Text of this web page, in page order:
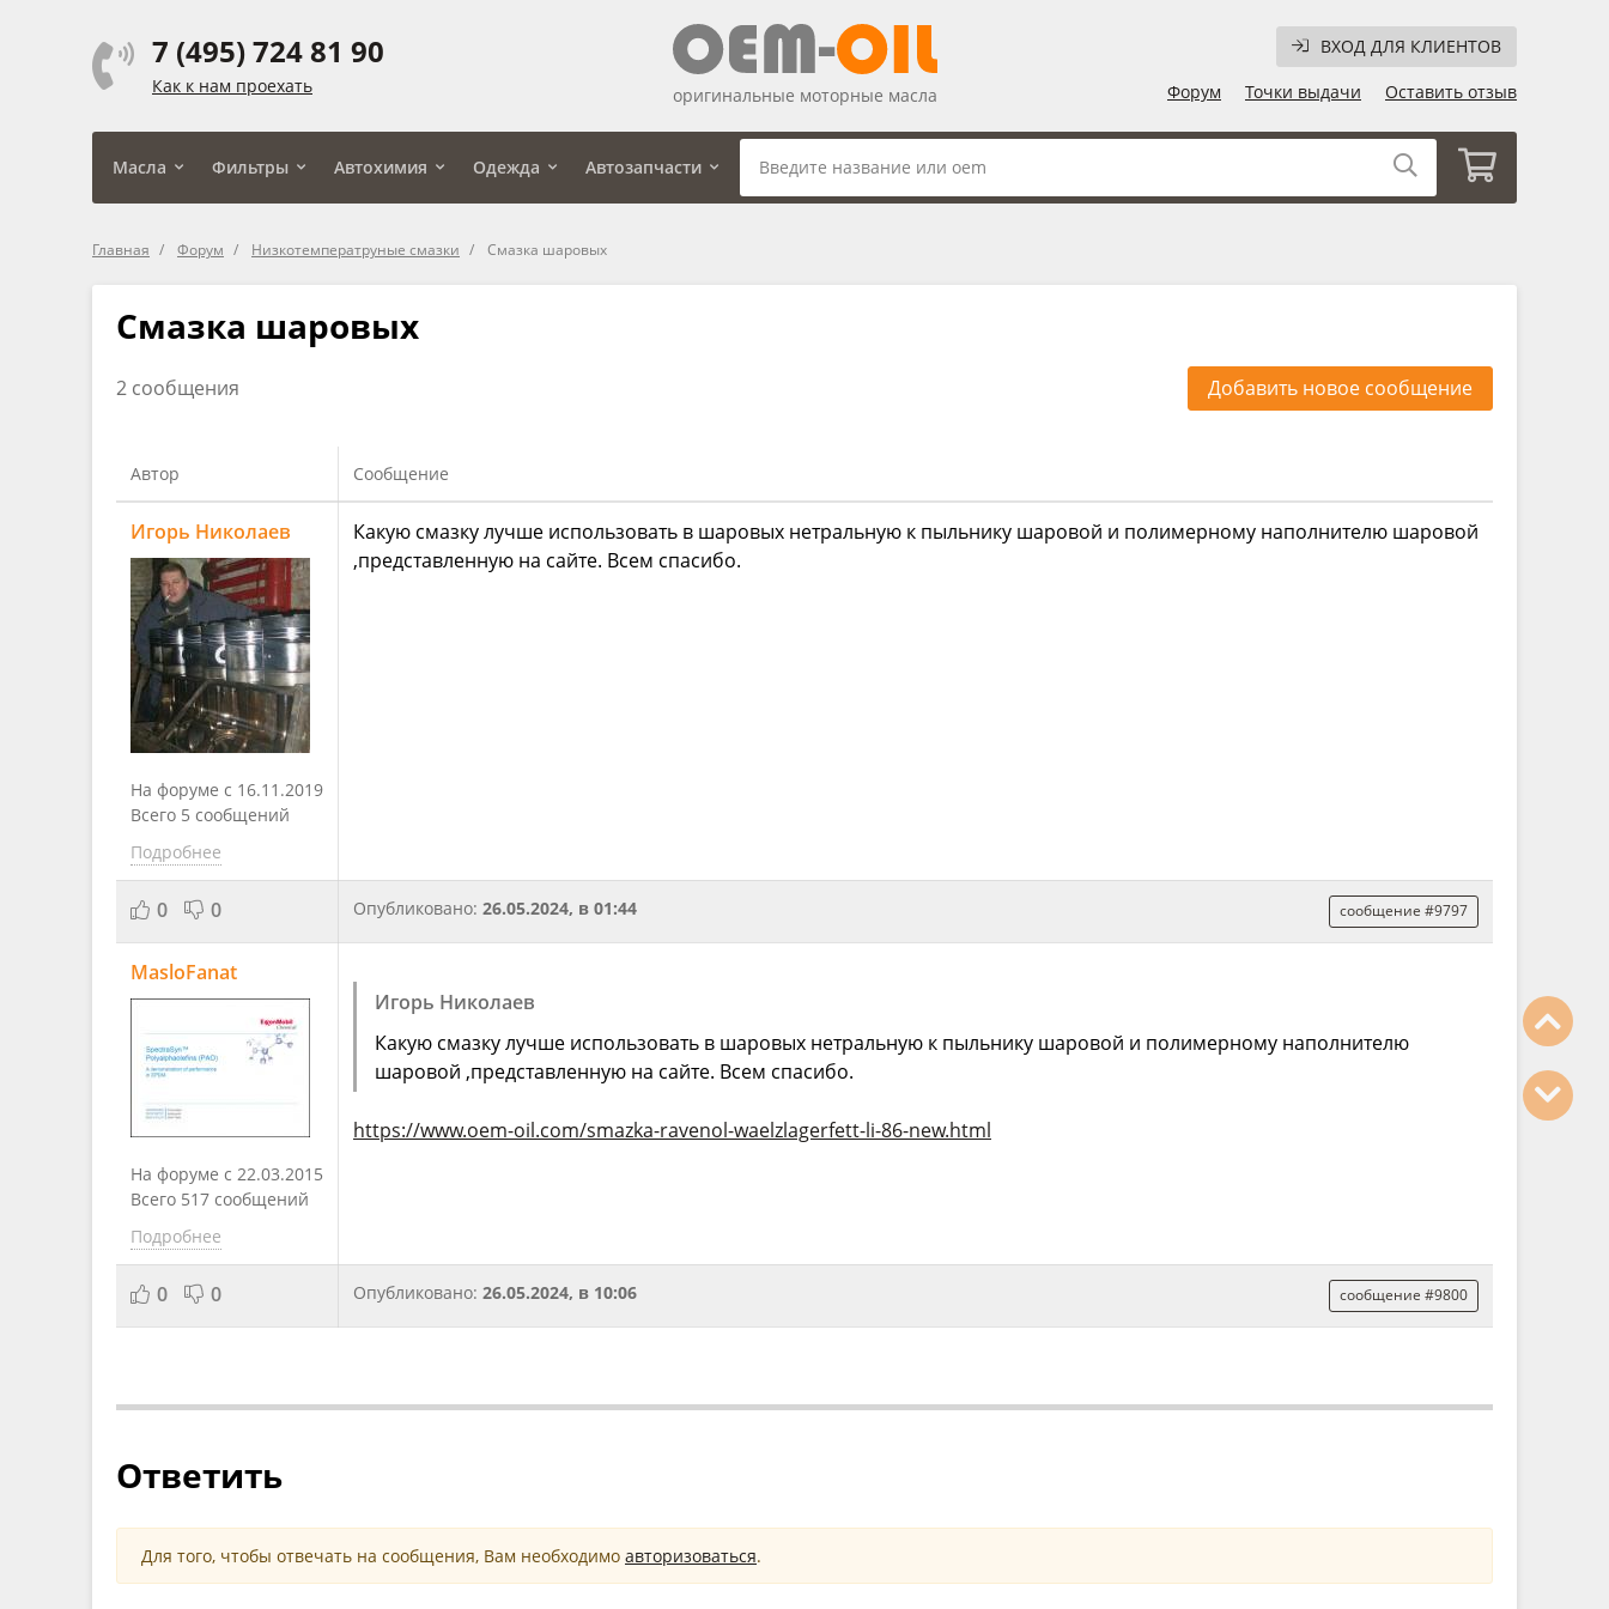
7 (495) 724 81 90
Как к нам проехать
ВХОД ДЛЯ КЛИЕНТОВ
Форум
Точки выдачи Оставить отзыв
оригинальные моторные масла
Масла Фильтры Автохимия Одежда Автозапчасти
Главная Форум Низкотемператруные смазки Смазка шаровых
Смазка шаровых
2 сообщения Добавить новое сообщение
Автор Сообщение
Игорь Николаев
На форуме с 16.11.2019
Всего 5 сообщений
Подробнее
Какую смазку лучше использовать в шаровых нетральную к пыльнику шаровой и полимерному наполнителю шаровой
,представленную на сайте. Всем спасибо.
0 0 Опубликовано: 26.05.2024, в 01:44 сообщение #9797
MasloFanat
На форуме с 22.03.2015
Всего 517 сообщений
Подробнее
Игорь Николаев
Какую смазку лучше использовать в шаровых нетральную к пыльнику шаровой и полимерному наполнителю
шаровой ,представленную на сайте. Всем спасибо.
https://www.oem-oil.com/smazka-ravenol-waelzlagerfett-li-86-new.html
0 0 Опубликовано: 26.05.2024, в 10:06 сообщение #9800
Ответить
Для того, чтобы отвечать на сообщения, Вам необходимо авторизоваться.